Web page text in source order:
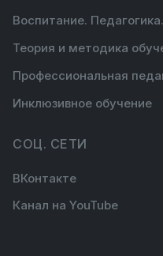
Воспитание.
Теория и методика
Профессиональная
Инклюзивное обучение
СОЦ. СЕТИ
ВКонтакте
Канал на YouTube